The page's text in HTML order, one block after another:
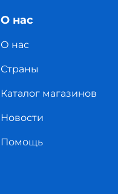
О нас
О нас
Страны
Каталог магазинов
Новости
Помощь